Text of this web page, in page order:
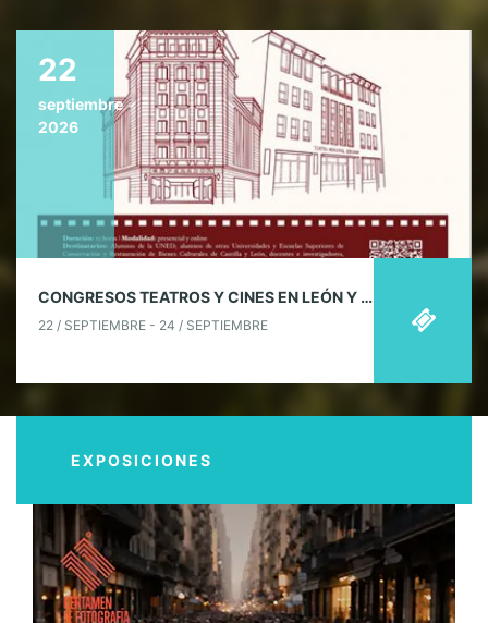
22
septiembre
2026
CONGRESOS TEATROS Y CINES EN LEÓN Y PROVINCIA.
22 / SEPTIEMBRE - 24 / SEPTIEMBRE
EXPOSICIONES